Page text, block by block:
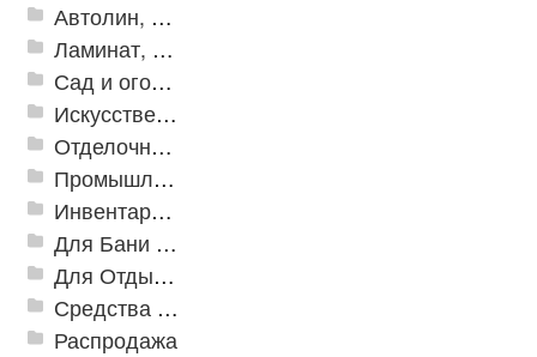
Автолин, Транслин, Линолеум
Ламинат, Кварцвиниловая плитка SPC
Сад и огород
Искусственная трава
Отделочные профили
Промышленный текстиль
Инвентарь для клининга
Для Бани и Сауны
Для Отдыха и Пикника
Средства от насекомых и садовых вредителей
Распродажа